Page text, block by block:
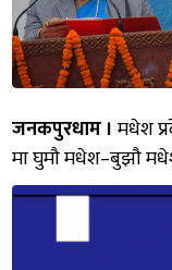
जनकपुरधाम । मधेश
मा घुमौ मधेश–बुझौ